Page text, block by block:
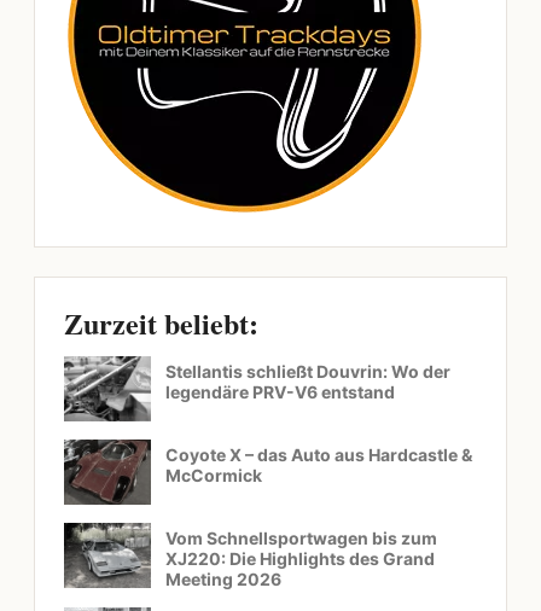
Zurzeit beliebt:
Stellantis schließt Douvrin: Wo der
legendäre PRV-V6 entstand
Coyote X – das Auto aus Hardcastle &
McCormick
Vom Schnellsportwagen bis zum
XJ220: Die Highlights des Grand
Meeting 2026